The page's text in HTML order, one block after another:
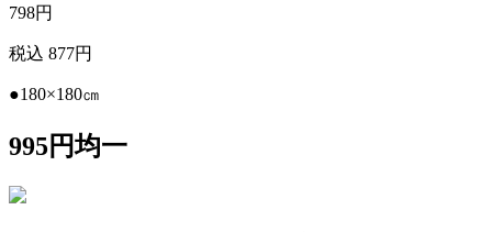
798円
税込 877円
●180×180㎝
995円均一